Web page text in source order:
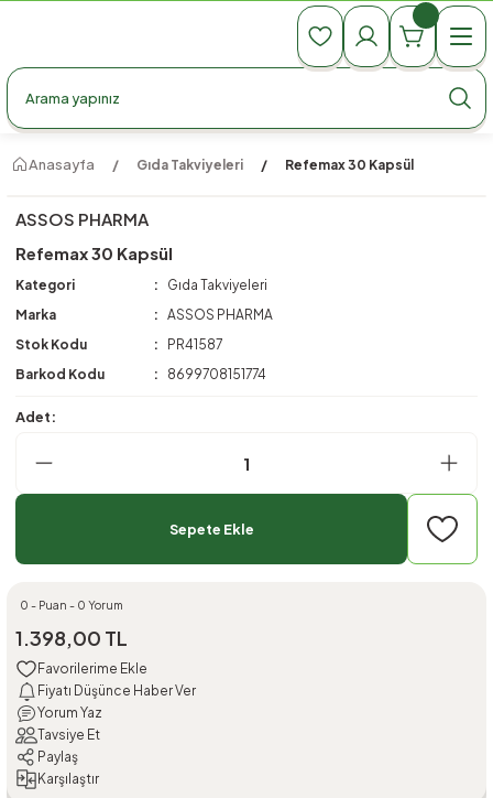
990 TL Üzeri Ücretsiz Kargo
990 TL Üzeri Ücretsiz Kargo
Anasayfa Gıda Takviyeleri Refemax 30 Kapsül
ASSOS PHARMA
Refemax 30 Kapsül
Kategori
Gıda Takviyeleri
Marka
ASSOS PHARMA
Stok Kodu
PR41587
Barkod Kodu
8699708151774
Adet:
Sepete Ekle
0 - Puan - 0 Yorum
1.398,00 TL
Fiyatı Düşünce Haber Ver
Yorum Yaz
Tavsiye Et
Paylaş
Karşılaştır